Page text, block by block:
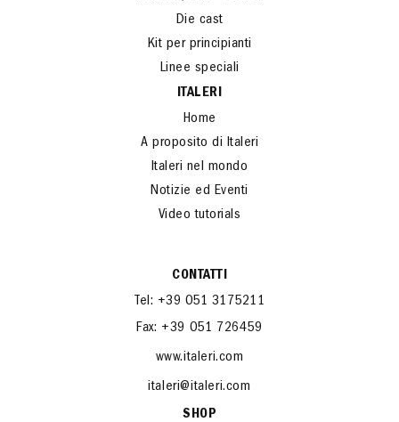
Pennelli, colle e colori
Die cast
Kit per principianti
Linee speciali
ITALERI
Home
A proposito di Italeri
Italeri nel mondo
Notizie ed Eventi
CONTATTI
Tel: +39 051 3175211
italeri@italeri.com